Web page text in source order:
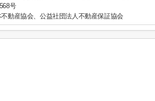
号
動産協会、公益社団法人不動産保証協会